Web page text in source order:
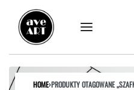
HOME›PRODUKTY OTAGOWANE